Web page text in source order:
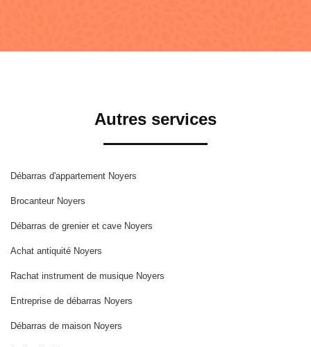
Autres services
Débarras d'appartement Noyers
Brocanteur Noyers
Débarras de grenier et cave Noyers
Achat antiquité Noyers
Rachat instrument de musique Noyers
Entreprise de débarras Noyers
Débarras de maison Noyers